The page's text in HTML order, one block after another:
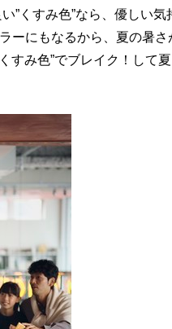
”くすみ色”なら、優しい気
ーにもなるから、夏の暑さ
すみ色”でブレイク！して